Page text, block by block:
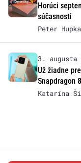
Horúci
súčasnosti
Peter Hupka
3. augusta
Už žiadne
Snapdragon
Katarína